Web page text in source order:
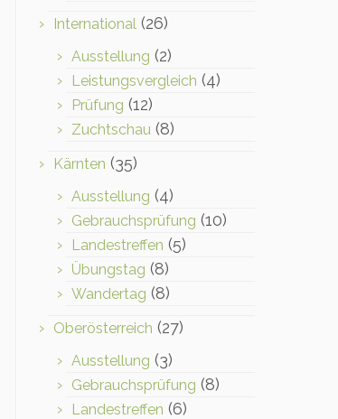
International (26)
Ausstellung (2)
Leistungsvergleich (4)
Prüfung (12)
Zuchtschau (8)
Kärnten (35)
Ausstellung (4)
Gebrauchsprüfung (10)
Landestreffen (5)
Übungstag (8)
Wandertag (8)
Oberösterreich (27)
Ausstellung (3)
Gebrauchsprüfung (8)
Landestreffen (6)